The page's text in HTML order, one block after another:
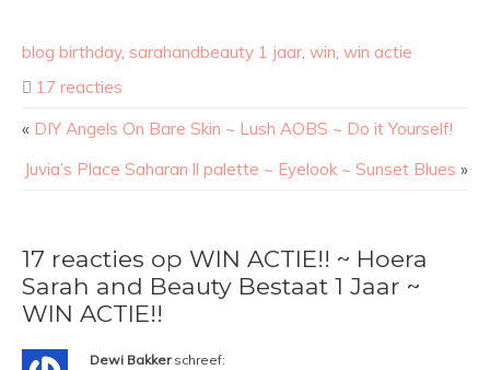
blog birthday, sarahandbeauty 1 jaar, win, win actie
17 reacties
« DIY Angels On Bare Skin ~ Lush AOBS ~ Do it Yourself!
Juvia’s Place Saharan ll palette ~ Eyelook ~ Sunset Blues »
17 reacties op WIN ACTIE!! ~ Hoera
Sarah and Beauty Bestaat 1 Jaar ~
WIN ACTIE!!
Dewi Bakker schreef: